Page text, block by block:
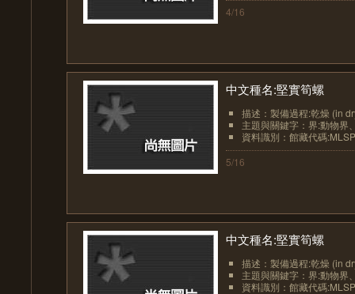
4/16
中文種名:堅實筍螺
描述：製備過程:乾燥 (in
主題與關鍵字：界:動物界
資料識別：館藏代碼
5/16
中文種名:堅實筍螺
描述：製備過程:乾燥 (in
主題與關鍵字：界:動物界
資料識別：館藏代碼